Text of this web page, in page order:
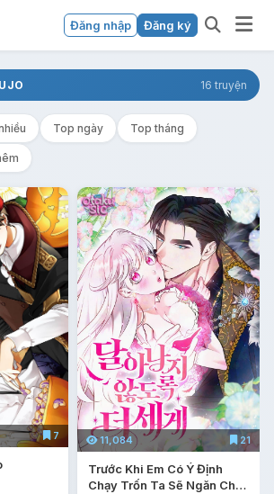
Đăng nhập Đăng ký
16 truyện
Top ngày Top tháng
7 11,084 21
Trước Khi Em Có Ý Định
Chạy Trốn Ta Sẽ Ngăn Chặn